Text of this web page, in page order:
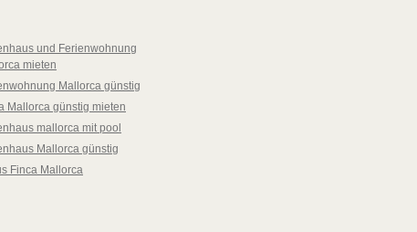
und Ferienwohnung
mieten
Mallorca günstig
Mallorca günstig mieten
mallorca mit pool
Mallorca günstig
Finca Mallorca